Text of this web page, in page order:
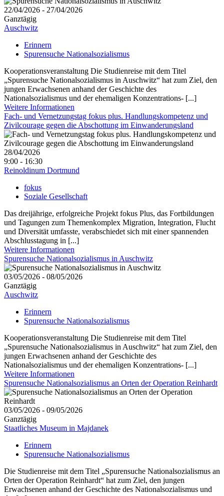
22/04/2026 - 27/04/2026
Ganztägig
Auschwitz
Erinnern
Spurensuche Nationalsozialismus
Kooperationsveranstaltung Die Studienreise mit dem Titel
„Spurensuche Nationalsozialismus in Auschwitz“ hat zum Ziel, den
jungen Erwachsenen anhand der Geschichte des
Nationalsozialismus und der ehemaligen Konzentrations- [...]
Weitere Informationen
Fach- und Vernetzungstag fokus plus. Handlungskompetenz und
Zivilcourage gegen die Abschottung im Einwanderungsland
28/04/2026
9:00 - 16:30
Reinoldinum Dortmund
fokus
Soziale Gesellschaft
Das dreijährige, erfolgreiche Projekt fokus Plus, das Fortbildungen
und Tagungen zum Themenkomplex Migration, Integration, Flucht
und Diversität umfasste, verabschiedet sich mit einer spannenden
Abschlusstagung in [...]
Weitere Informationen
Spurensuche Nationalsozialismus in Auschwitz
03/05/2026 - 08/05/2026
Ganztägig
Auschwitz
Erinnern
Spurensuche Nationalsozialismus
Kooperationsveranstaltung Die Studienreise mit dem Titel
„Spurensuche Nationalsozialismus in Auschwitz“ hat zum Ziel, den
jungen Erwachsenen anhand der Geschichte des
Nationalsozialismus und der ehemaligen Konzentrations- [...]
Weitere Informationen
Spurensuche Nationalsozialismus an Orten der Operation Reinhardt
03/05/2026 - 09/05/2026
Ganztägig
Staatliches Museum in Majdanek
Erinnern
Spurensuche Nationalsozialismus
Die Studienreise mit dem Titel „Spurensuche Nationalsozialismus an
Orten der Operation Reinhardt“ hat zum Ziel, den jungen
Erwachsenen anhand der Geschichte des Nationalsozialismus und